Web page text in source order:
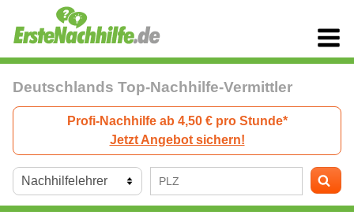
Deutschlands Top-Nachhilfe-Vermittler
Profi-Nachhilfe ab 4,50 € pro Stunde*
Jetzt Angebot sichern!